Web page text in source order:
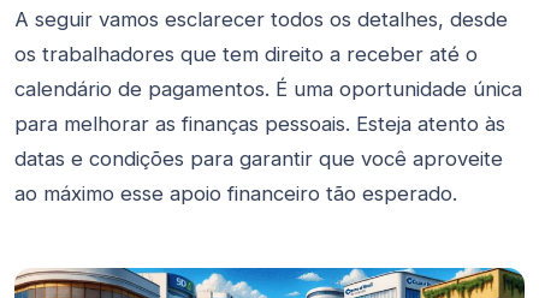
A seguir vamos esclarecer todos os detalhes, desde
os trabalhadores que tem direito a receber até o
calendário de pagamentos. É uma oportunidade única
para melhorar as finanças pessoais. Esteja atento às
datas e condições para garantir que você aproveite
ao máximo esse apoio financeiro tão esperado.